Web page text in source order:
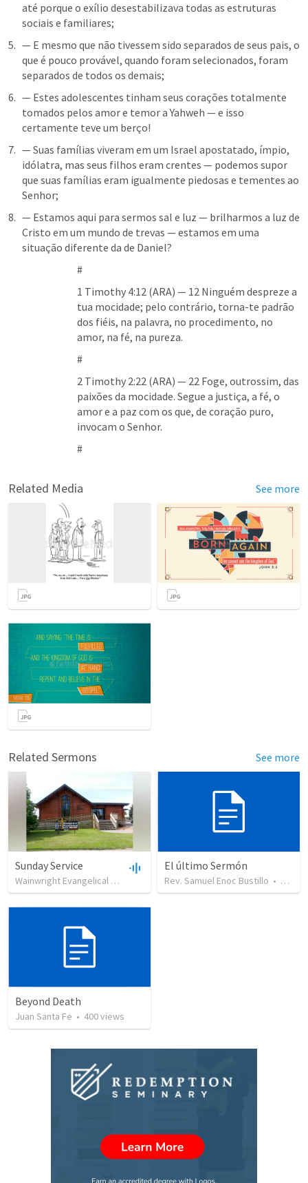
até porque o exílio desestabilizava todas as estruturas
sociais e familiares;
— E mesmo que não tivessem sido separados de seus pais, o
que é pouco provável, quando foram selecionados, foram
separados de todos os demais;
— Estes adolescentes tinham seus corações totalmente
tomados pelos amor e temor a Yahweh — e isso
certamente teve um berço!
— Suas famílias viveram em um Israel apostatado, ímpio,
idólatra, mas seus filhos eram crentes — podemos supor
que suas famílias eram igualmente piedosas e tementes ao
Senhor;
— Estamos aqui para sermos sal e luz — brilharmos a luz de
Cristo em um mundo de trevas — estamos em uma
situação diferente da de Daniel?
#
1 Timothy 4:12 (ARA) — 12 Ninguém despreze a
tua mocidade; pelo contrário, torna-te padrão
dos fiéis, na palavra, no procedimento, no
amor, na fé, na pureza.
#
2 Timothy 2:22 (ARA) — 22 Foge, outrossim, das
paixões da mocidade. Segue a justiça, a fé, o
amor e a paz com os que, de coração puro,
invocam o Senhor.
#
Related Media See more
Related Sermons See more
Sunday Service
Wainwright Evangelical Free Church •99 views•35:18
El último Sermón
Rev. Samuel Enoc Bustillo • 450
Beyond Death
Juan Santa Fe • 400views